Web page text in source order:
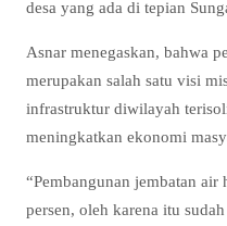
desa yang ada di tepian
Asnar menegaskan, bahwa
merupakan salah satu visi
infrastruktur diwilayah
meningkatkan ekonomi
“Pembangunan jembatan air
persen, oleh karena itu